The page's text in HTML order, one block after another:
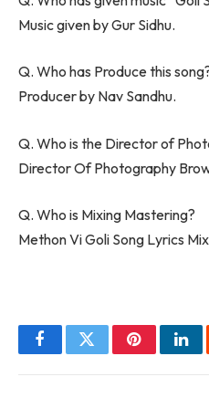
Music given by Gur Sidhu.
Q. Who has Produce this
Producer by Nav Sandhu.
Q. Who is the Director of
Director Of Photography
Q. Who is Mixing Mastering?
Methon Vi Goli Song Lyrics
FacebookTwitterPinterest